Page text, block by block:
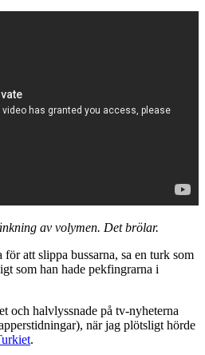
av volymen. Det brölar.
att slippa bussarna, sa en turk som
som han hade pekfingrarna i
och halvlyssnade på tv-nyheterna
när jag plötsligt hörde
.